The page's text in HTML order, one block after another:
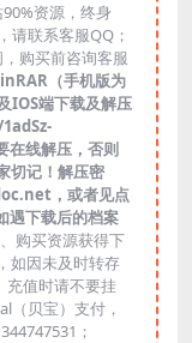
资源，终身
请联系客服QQ；
购买前咨询客服
（手机版为
IOS端下载及解压
在线解压，否则
切记！解压密
，或者见点
遇下载后的档案
购买资源获得下
如因未及时转存
充值时请不要挂
（贝宝）支付，
；